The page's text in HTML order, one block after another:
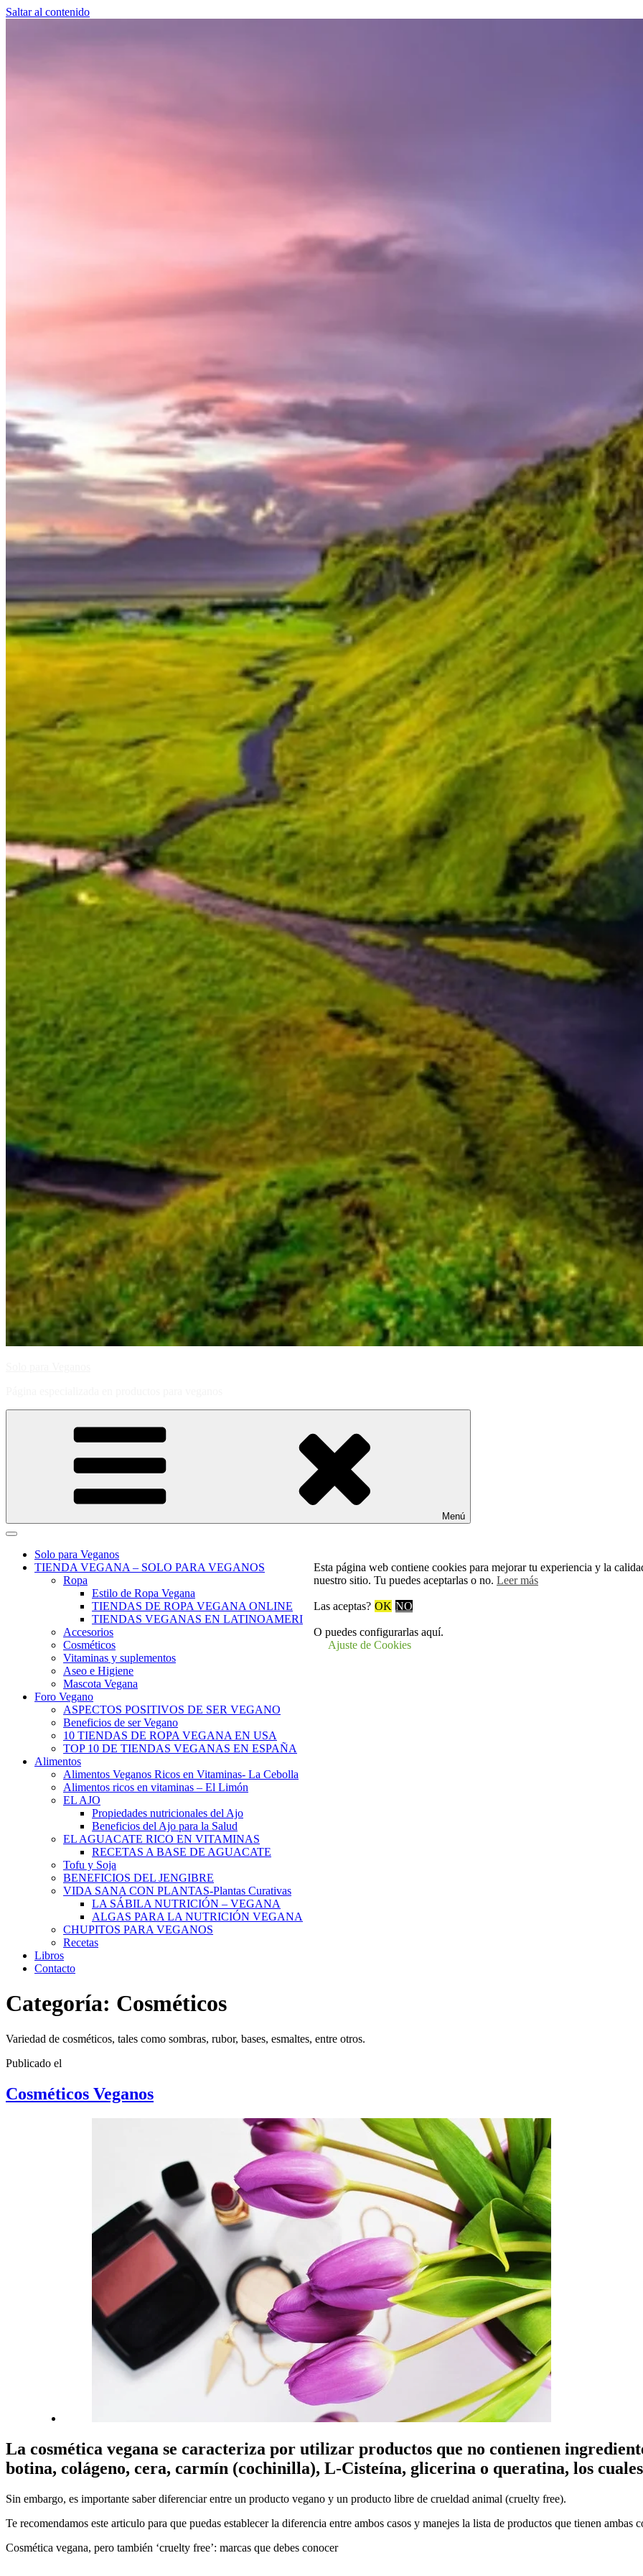
Saltar al contenido
Menú
Solo para Veganos
TIENDA VEGANA – SOLO PARA VEGANOS
Ropa
Estilo de Ropa Vegana
TIENDAS DE ROPA VEGANA ONLINE
TIENDAS VEGANAS EN LATINOAMERICA
Accesorios
Cosméticos
Vitaminas y suplementos
Aseo e Higiene
Mascota Vegana
Foro Vegano
ASPECTOS POSITIVOS DE SER VEGANO
Beneficios de ser Vegano
10 TIENDAS DE ROPA VEGANA EN USA
TOP 10 DE TIENDAS VEGANAS EN ESPAÑA
Alimentos
Alimentos Veganos Ricos en Vitaminas- La Cebolla
Alimentos ricos en vitaminas – El Limón
EL AJO
Propiedades nutricionales del Ajo
Beneficios del Ajo para la Salud
EL AGUACATE RICO EN VITAMINAS
RECETAS A BASE DE AGUACATE
Tofu y Soja
BENEFICIOS DEL JENGIBRE
VIDA SANA CON PLANTAS-Plantas Curativas
LA SÁBILA NUTRICIÓN – VEGANA
ALGAS PARA LA NUTRICIÓN VEGANA
CHUPITOS PARA VEGANOS
Recetas
Libros
Contacto
Categoría: Cosméticos
Variedad de cosméticos, tales como sombras, rubor, bases, esmaltes, entre otros.
Publicado el
Cosméticos Veganos
La cosmética vegana se caracteriza por utilizar productos que no contienen
botina, colágeno, cera, carmín (cochinilla), L-Cisteína, glicerina o queratina, los cuales
Sin embargo, es importante saber diferenciar entre un producto vegano y un producto libre de crueldad animal (cruelty free).
Te recomendamos este articulo para que puedas establecer la diferencia entre ambos casos y manejes la lista de productos que tienen ambas
Cosmética vegana, pero también ‘cruelty free’: marcas que debes conocer
Esta página web contiene cookies para mejorar tu experiencia y la
nuestro sitio. Tu puedes aceptarlas o no. Leer más
Las aceptas? OK NO
O puedes configurarlas aquí.
Ajuste de Cookies